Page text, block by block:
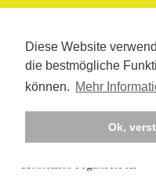
Diese Website
die bestmögliche
können. Mehr
Ok,
Kostenlos registrieren